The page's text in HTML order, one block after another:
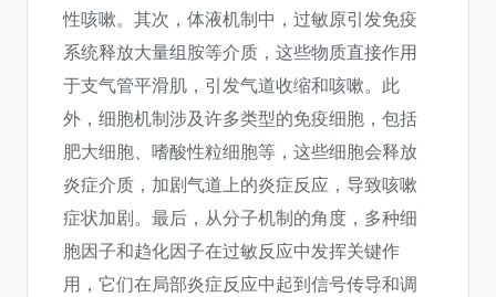
性咳嗽。其次，体液机制中，过敏原引发免疫
系统释放大量组胺等介质，这些物质直接作用
于支气管平滑肌，引发气道收缩和咳嗽。此
外，细胞机制涉及许多类型的免疫细胞，包括
肥大细胞、嗜酸性粒细胞等，这些细胞会释放
炎症介质，加剧气道上的炎症反应，导致咳嗽
症状加剧。最后，从分子机制的角度，多种细
胞因子和趋化因子在过敏反应中发挥关键作
用，它们在局部炎症反应中起到信号传导和调